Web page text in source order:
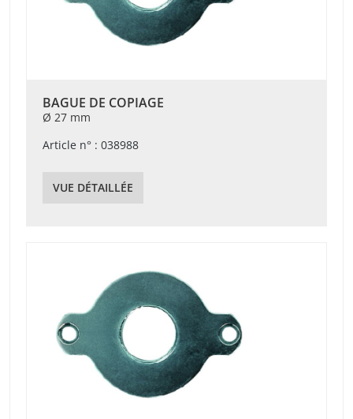
BAGUE DE COPIAGE
Ø 27 mm
Article n° : 038988
VUE DÉTAILLÉE